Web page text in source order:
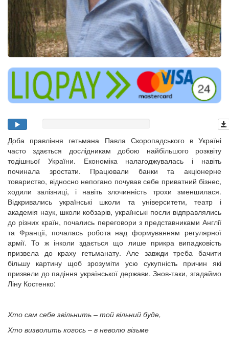
Доба правління гетьмана Павла Скоропадського в Україні
часто здається дослідникам добою найбільшого розквіту
тодішньої України. Економіка налагоджувалась і навіть
починала зростати. Працювали банки та акціонерне
товариство, відносно непогано почував себе приватний бізнес,
ходили залізниці, і навіть злочинність трохи зменшилася.
Відкривались українські школи та університети, театр і
академія наук, школи кобзарів, українські посли відправлялись
до різних країн, почались переговори з представниками Англії
та Франції, почалась робота над формуванням регулярної
армії. То ж інколи здається що лише прикра випадковість
призвела до краху гетьманату. Але завжди треба бачити
більшу картину щоб зрозуміти усю сукупність причин які
призвели до падіння української держави. Знов-таки, згадаймо
Ліну Костенко:
Хто сам себе звільнить – той вільний буде,
Хто визволить когось – в неволю візьме